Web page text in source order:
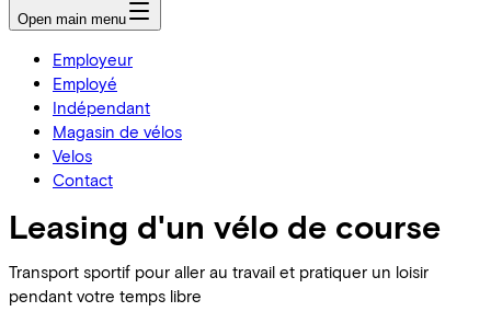
Open main menu
Employeur
Employé
Indépendant
Magasin de vélos
Velos
Contact
Leasing d'un vélo de course
Transport sportif pour aller au travail et pratiquer un loisir
pendant votre temps libre